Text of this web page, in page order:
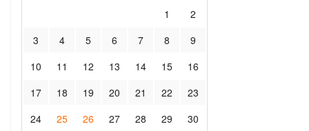
1
2
3
4 5 6 7 8
9
10
11 12 13 14 15
16
17
18 19 20 21 22
23
24
25 26 27 28 29 30